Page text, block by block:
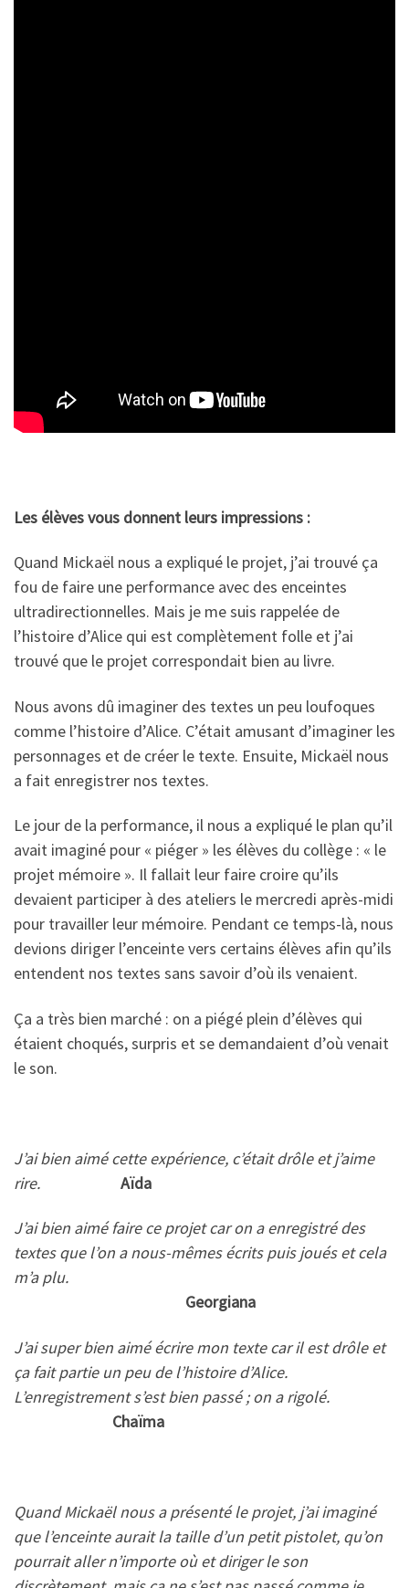
Les élèves vous donnent leurs impressions :
Quand Mickaël nous a expliqué le projet, j’ai trouvé ça
fou de faire une performance avec des enceintes
ultradirectionnelles. Mais je me suis rappelée de
l’histoire d’Alice qui est complètement folle et j’ai
trouvé que le projet correspondait bien au livre.
Nous avons dû imaginer des textes un peu loufoques
comme l’histoire d’Alice. C’était amusant d’imaginer les
personnages et de créer le texte. Ensuite, Mickaël nous
a fait enregistrer nos textes.
Le jour de la performance, il nous a expliqué le plan qu’il
avait imaginé pour « piéger » les élèves du collège : « le
projet mémoire ». Il fallait leur faire croire qu’ils
devaient participer à des ateliers le mercredi après-midi
pour travailler leur mémoire. Pendant ce temps-là, nous
devions diriger l’enceinte vers certains élèves afin qu’ils
entendent nos textes sans savoir d’où ils venaient.
Ça a très bien marché : on a piégé plein d’élèves qui
étaient choqués, surpris et se demandaient d’où venait
le son.
J’ai bien aimé cette expérience, c’était drôle et j’aime
rire.
Aïda
J’ai bien aimé faire ce projet car on a enregistré des
textes que l’on a nous-mêmes écrits puis joués et cela
m’a plu.
Georgiana
J’ai super bien aimé écrire mon texte car il est drôle et
ça fait partie un peu de l’histoire d’Alice.
L’enregistrement s’est bien passé ; on a rigolé.
Chaïma
Quand Mickaël nous a présenté le projet, j’ai imaginé
que l’enceinte aurait la taille d’un petit pistolet, qu’on
pourrait aller n’importe où et diriger le son